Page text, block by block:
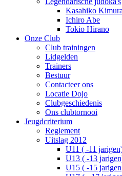
Kasahiko Kimura
Ichiro Abe
Tokio Hirano
Onze Club
Club trainingen
Lidgelden
Trainers
Bestuur
Contacteer ons
Locatie Dojo
Clubgeschiedenis
Ons clubtornooi
Jeugdcriterium
Reglement
Uitslag 2012
U11 ( -11
U13 ( -13
U15 ( -15